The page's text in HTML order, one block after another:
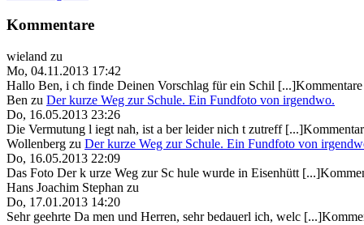
Kommentare
wieland zu
Mo, 04.11.2013 17:42
Hallo Ben, i ch finde Deinen Vorschlag für ein Schil
Ben zu Der kurze Weg zur Schule. Ein Fundfoto von irgendwo.
Do, 16.05.2013 23:26
Die Vermutung l iegt nah, ist a ber leider nich t zutreff
Wollenberg zu Der kurze Weg zur Schule. Ein Fundfoto von
Do, 16.05.2013 22:09
Das Foto Der k urze Weg zur Sc hule wurde in Eisenhütt
Hans Joachim Stephan zu
Do, 17.01.2013 14:20
Sehr geehrte Da men und Herren, sehr bedauerl ich, welc